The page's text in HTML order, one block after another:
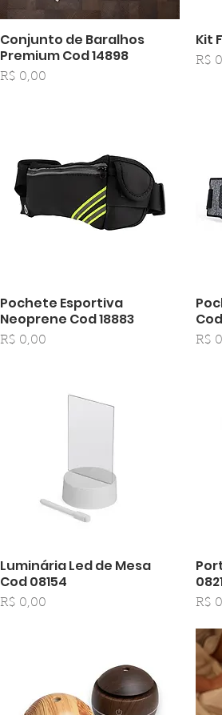
Visualização rápida
Conjunto de Baralhos
Premium Cod 14898
Preço
R$ 0,00
Kit
R$
Visualização rápida
Pochete Esportiva
Neoprene Cod 18883
Preço
R$ 0,00 R$
Visualização rápida
Luminária Led de Mesa
Cod 08154
Preço
R$ 0,00 R$